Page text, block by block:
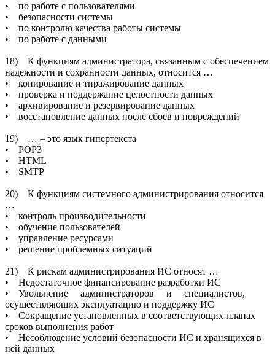
• по работе с пользователями
• безопасности системы
• по контролю качества работы системы
• по работе с данными
18) К функциям администратора, связанным с обеспечением
надежности и сохранности данных, относится …
• копирование и тиражирование данных
• проверка и поддержание целостности данных
• архивирование и резервирование данных
• восстановление данных после сбоев и повреждений
19) … – это язык гипертекста
• POP3
• HTML
• SMTP
20) К функциям системного администрирования относится
…
• контроль производительности
• обучение пользователей
• управление ресурсами
• решение проблемных ситуаций
21) К рискам администрирования ИС относят …
• Недостаточное финансирование разработки ИС
• Увольнение администраторов и специалистов,
осуществляющих эксплуатацию и поддержку ИС
• Сокращение установленных в соответствующих планах
сроков выполнения работ
• Несоблюдение условий безопасности ИС и хранящихся в
ней данных